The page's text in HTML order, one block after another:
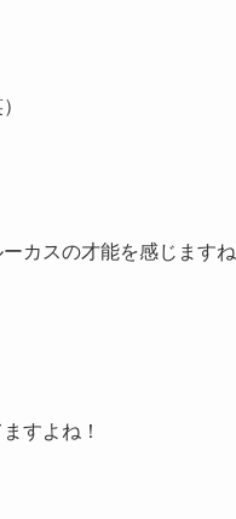
カスの才能を感じますね
すよね！